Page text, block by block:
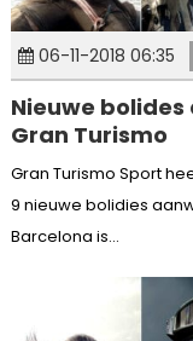
06-11-2018 06:35
Nieuwe
Gran Turismo
Gran Turismo Sport
9 nieuwe bolidies
Barcelona is...